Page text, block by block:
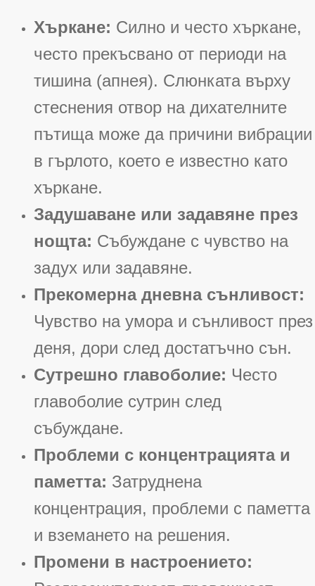
Хъркане: Силно и често хъркане,
често прекъсвано от периоди на
тишина (апнея). Слюнката върху
стеснения отвор на дихателните
пътища може да причини вибрации
в гърлото, което е известно като
хъркане.
Задушаване или задавяне през
нощта: Събуждане с чувство на
задух или задавяне.
Прекомерна дневна сънливост:
Чувство на умора и сънливост през
деня, дори след достатъчно сън.
Сутрешно главоболие: Често
главоболие сутрин след
събуждане.
Проблеми с концентрацията и
паметта: Затруднена
концентрация, проблеми с паметта
и вземането на решения.
Промени в настроението: